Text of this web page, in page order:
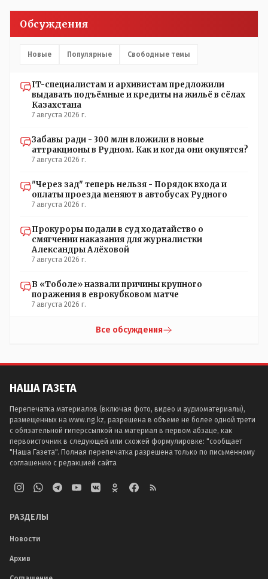
настоящему времени их установили только в
помещениях, предназначенных для административно-
установлены кондиционеры, питьевой и температурный
противоречие. Вы считаете иначе?
Обсуждения
Новые Популярные Свободные темы
IT-специалистам и архивистам предложили
выдавать подъёмные и кредиты на жильё в сёлах
Казахстана
7 августа 2026 г.
Забавы ради - 300 млн вложили в новые
аттракционы в Рудном. Как и когда они окупятся?
7 августа 2026 г.
"Через зад" теперь нельзя - Порядок входа и
оплаты проезда меняют в автобусах Рудного
7 августа 2026 г.
Прокуроры подали в суд ходатайство о
смягчении наказания для журналистки
Александры Алёховой
7 августа 2026 г.
В «Тоболе» назвали причины крупного
поражения в еврокубковом матче
7 августа 2026 г.
Все обсуждения
НАША ГАЗЕТА
Перепечатка материалов (включая фото, видео и аудиоматериалы),
размещенных на www.ng.kz, разрешена в объеме не более одной трети
с обязательной гиперссылкой на материал в первом абзаце, как
первоисточник в следующей или схожей формулировке: "сообщает
"Наша Газета". Полная перепечатка разрешена только по письменному
соглашению с редакцией сайта
РАЗДЕЛЫ
Новости
Архив